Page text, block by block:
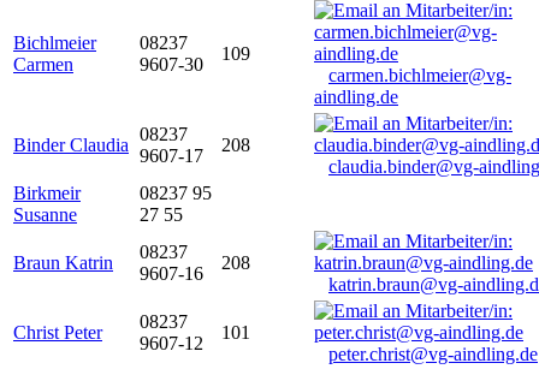
Bichlmeier
Carmen
08237
9607-30
109
carmen.bichlmeier@vg-
aindling.de
Binder Claudia
08237
9607-17
208
claudia.binder@vg-
Birkmeir
Susanne
08237 95
27 55
Braun Katrin
08237
9607-16
208
katrin.braun@vg-
Christ Peter
08237
9607-12
101
peter.christ@vg-aindling.de